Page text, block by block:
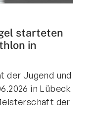
starteten
in
der Jugend und
in Lübeck
der